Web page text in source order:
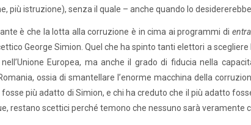
più istruzione), senza il quale – anche quando lo
è che la lotta alla corruzione è in cima ai programmi di
George Simion. Quel che ha spinto tanti elettori a
Europea, ma anche il grado di fiducia nella
ossia di smantellare l’enorme macchina della
più adatto di Simion, e chi ha creduto che il più adatto
restano scettici perché temono che nessuno sarà veramente